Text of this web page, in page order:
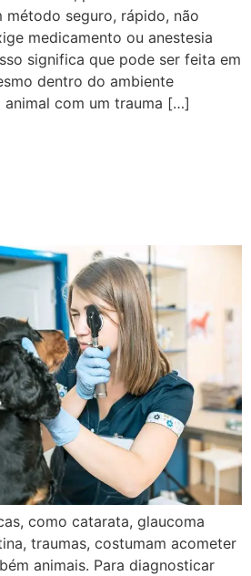
método seguro, rápido, não
medicamento ou anestesia
significa que pode ser feita em
dentro do ambiente
animal com um trauma […]
como catarata, glaucoma
traumas, costumam acometer
animais. Para diagnosticar